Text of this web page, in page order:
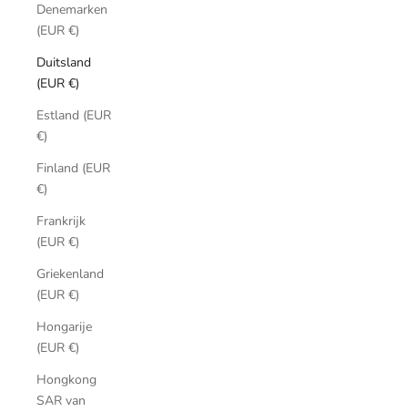
Denemarken
(EUR €)
Duitsland
(EUR €)
Estland (EUR
€)
Finland (EUR
€)
Frankrijk
(EUR €)
Griekenland
(EUR €)
Hongarije
(EUR €)
Hongkong
SAR van